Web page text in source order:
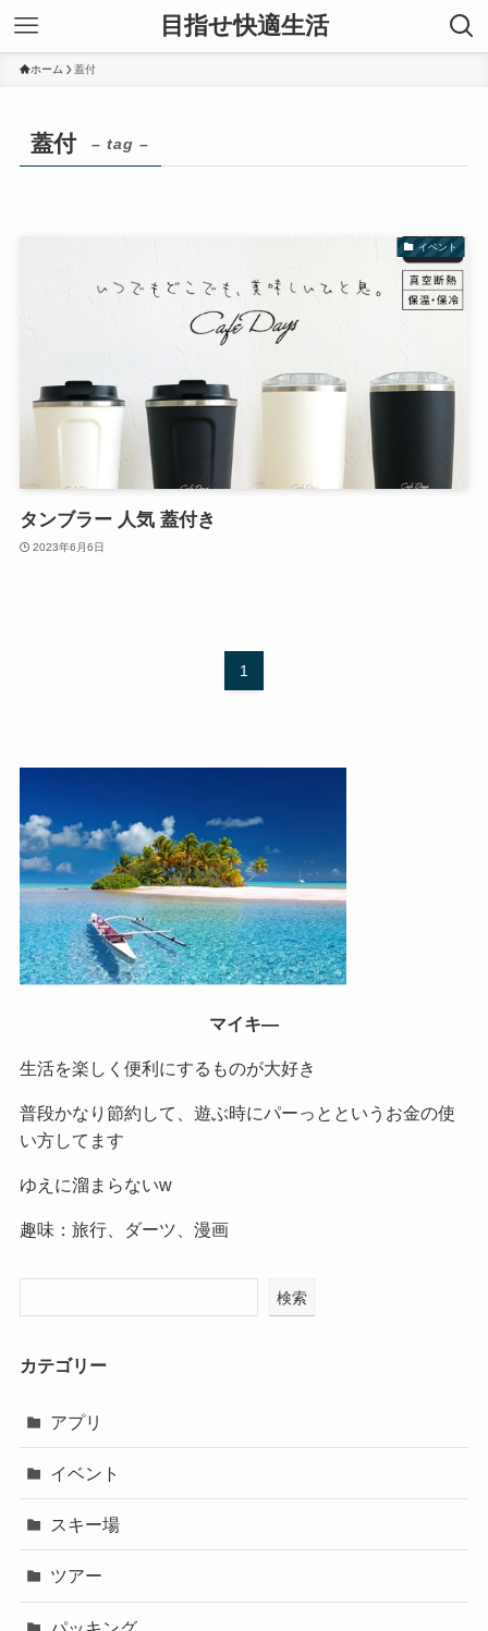
目指せ快適生活
ホーム 蓋付
蓋付 – tag –
イベント
タンブラー 人気 蓋付き
2023年6月6日
1
マイキ―
生活を楽しく便利にするものが大好き
普段かなり節約して、遊ぶ時にパーっとというお金の使
い方してます
ゆえに溜まらないw
趣味：旅行、ダーツ、漫画
検索
カテゴリー
アプリ
イベント
スキー場
ツアー